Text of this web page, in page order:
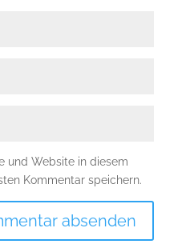
und Website in diesem
Kommentar speichern.